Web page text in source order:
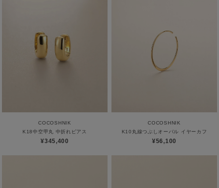
ABOUT
JOURNAL
AFTERCARE & REPAIRS
EMAIL NEWSLETTER
COCOSHNIK
K18中空甲丸 中折れピアス
¥345,400
COCOSHNIK
K10丸線つぶしオーバル イヤーカフ
¥56,100